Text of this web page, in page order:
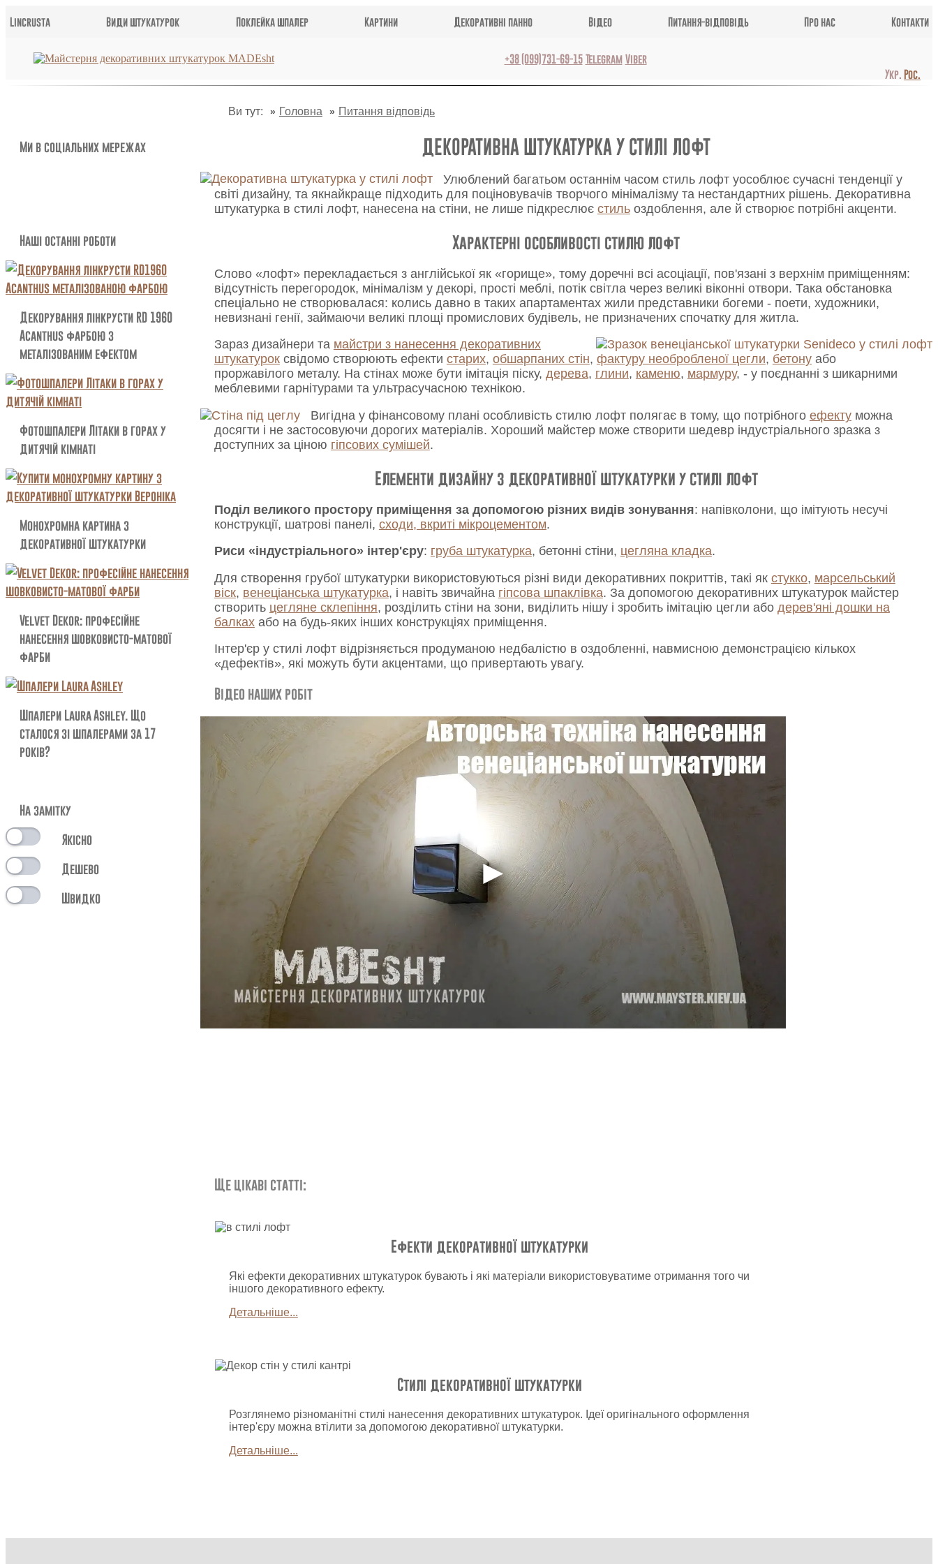
Lincrusta Види штукатурок Поклейка шпалер Картини Декоративні панно Відео Питання-відповідь Про нас Контакти
+38 (099)731-69-15TelegramViber
Ви тут: Головна Питання відповідь
ДЕКОРАТИВНА ШТУКАТУРКА У СТИЛІ ЛОФТ
Улюблений багатьом останнім часом стиль лофт уособлює сучасні тенденції у
світі дизайну, та якнайкраще підходить для поціновувачів творчого мінімалізму та нестандартних рішень. Декоративна
штукатурка в стилі лофт, нанесена на стіни, не лише підкреслює стильоздоблення, але й створює потрібні акценти.
Характерні особливості стилю лофт
Слово «лофт» перекладається з англійської як «горище», тому доречні всі асоціації, пов'язані з верхнім приміщенням:
відсутність перегородок, мінімалізм у декорі, прості меблі, потік світла через великі віконні отвори. Така обстановка
спеціально не створювалася: колись давно в таких апартаментах жили представники богеми - поети, художники,
невизнані генії, займаючи великі площі промислових будівель, не призначених спочатку для житла.
Зараз дизайнери та майстри з нанесення декоративних
штукатуроксвідомо створюють ефекти старих, обшарпаних стін, фактуру необробленої цегли, бетонуабо
проржавілого металу. На стінах може бути імітація піску, дерева, глини, каменю, мармуру, - у поєднанні з шикарними
меблевими гарнітурами та ультрасучасною технікою.
Вигідна у фінансовому плані особливість стилю лофт полягає в тому, що потрібного ефектуможна
досягти і не застосовуючи дорогих матеріалів. Хороший майстер може створити шедевр індустріального зразка з
доступних за ціною гіпсових сумішей.
Елементи дизайну з декоративної штукатурки у стилі лофт
Поділ великого простору приміщення за допомогою різних видів зонування: напівколони, що імітують несучі
конструкції, шатрові панелі, сходи, вкриті мікроцементом.
Риси «індустріального» інтер'єру: груба штукатурка, бетонні стіни, цегляна кладка.
Для створення грубої штукатурки використовуються різні види декоративних покриттів, такі як стукко, марсельський
віск, венеціанська штукатурка, і навіть звичайна гіпсова шпаклівка. За допомогою декоративних штукатурок майстер
створить цегляне склепіння, розділить стіни на зони, виділить нішу і зробить імітацію цегли або дерев'яні дошки на
балкахабо на будь-яких інших конструкціях приміщення.
Інтер'єр у стилі лофт відрізняється продуманою недбалістю в оздобленні, навмисною демонстрацією кількох
«дефектів», які можуть бути акцентами, що привертають увагу.
Відео наших робіт
Ще цікаві статті:
Ефекти декоративної штукатурки
Які ефекти декоративних штукатурок бувають і які матеріали використовуватиме отримання того чи
іншого декоративного ефекту.
Детальніше...
Стилі декоративної штукатурки
Розглянемо різноманітні стилі нанесення декоративних штукатурок. Ідеї оригінального оформлення
інтер'єру можна втілити за допомогою декоративної штукатурки.
Детальніше...
Ми в соціальних мережах
Наші останні роботи
Декорування лінкрусти RD 1960
Acanthus фарбою з
металізованим ефектом
Фотошпалери Літаки в горах у
дитячій кімнаті
Монохромна картина з
декоративної штукатурки
Velvet Dekor: професійне
нанесення шовковисто-матової
фарби
Шпалери Laura Ashley. Що
сталося зі шпалерами за 17
років?
На замітку
Якісно
Дешево
Швидко
Укр. Рос.